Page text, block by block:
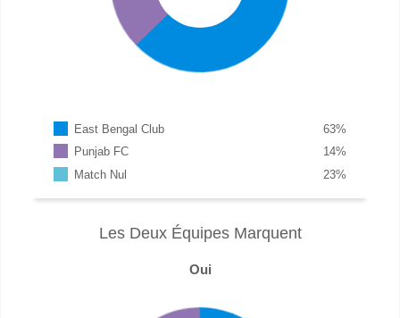
East Bengal Club %
63
Punjab FC
%
14
Match Nul
%
23
Les Deux Équipes Marquent
Oui